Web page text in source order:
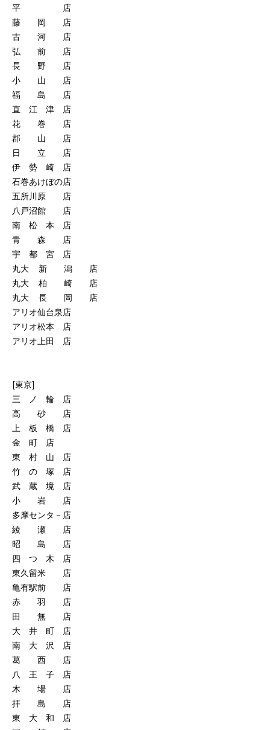
平 店
藤 岡 店
古 河 店
弘 前 店
長 野 店
小 山 店
福 島 店
直 江 津 店
花 巻 店
郡 山 店
日 立 店
伊 勢 崎 店
石巻あけぼの店
五所川原 店
八戸沼館 店
南 松 本 店
青 森 店
宇 都 宮 店
丸大 新 潟 店
丸大 柏 崎 店
丸大 長 岡 店
アリオ仙台泉店
アリオ松本 店
アリオ上田 店
[東京]
三 ノ 輪 店
高 砂 店
上 板 橋 店
金 町 店
東 村 山 店
竹 の 塚 店
武 蔵 境 店
小 岩 店
多摩センタ－店
綾 瀬 店
昭 島 店
四 つ 木 店
東久留米 店
亀有駅前 店
赤 羽 店
田 無 店
大 井 町 店
南 大 沢 店
葛 西 店
八 王 子 店
木 場 店
拝 島 店
東 大 和 店